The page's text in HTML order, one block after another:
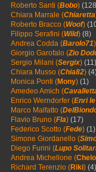
Roberto Santi (Bobo)
Chiara Marrale (Chiaretta
Roberto Bracco (Woof)
Filippo Serafini (Wild) (8)
Andrea Codda (Barolo71)
Giorgio Garofalo (Zio
Sergio Milani (Sergix) (11)
Chiara Musso (Chia82)
Monica Ponti (Mony) (1)
Amedeo Amich (
Enrico Werndorfer (Enri
Marco Malfatto (
Flavio Bruno (Fla) (17)
Federico Scotto (Fede) (1)
Simone Giordanello (
Diego Furini (Lupo
Andrea Michellone (
Richard Terenzio (Riki) (4)